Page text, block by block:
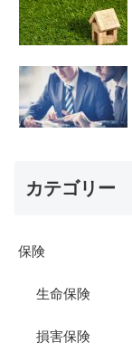
カテゴリー
保険
生命保険
損害保険